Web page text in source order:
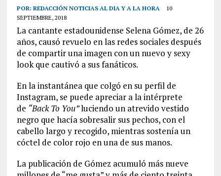
POR: REDACCIÓN NOTICIAS AL DIA Y A LA HORA
10
SEPTIEMBRE, 2018
La cantante estadounidense Selena Gómez, de 26
años, causó revuelo en las redes sociales después
de compartir una imagen con un nuevo y sexy
look que cautivó a sus fanáticos.
En la instantánea que colgó en su perfil de
Instagram, se puede apreciar a la intérprete
de “Back To You”luciendo un atrevido vestido
negro que hacía sobresalir sus pechos, con el
cabello largo y recogido, mientras sostenía un
cóctel de color rojo en una de sus manos.
La publicación de Gómez acumuló más nueve